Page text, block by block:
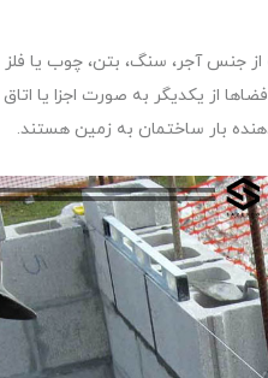
از جنس آجر، سنگ، بتن، چوب یا
از یکدیگر به صورت اجزا یا
بار ساختمان به زمین هستند.